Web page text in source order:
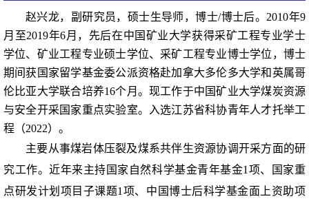
赵兴龙，副研究员，硕士生导师，博士/博士后。 2010年9
月至2019年6月，先后在中国矿业大学获得采矿工程专业学士
学位、矿业工程专业硕士学位、采矿工程专业博士学位，博士
期间获国家留学基金委公派资格赴加拿大多伦多大学和英属哥
伦比亚大学联合培养16个月。现工作于中国矿业大学煤炭资源
与安全开采国家重点实验室。入选江苏省科协青年人才托举工
程（2022）。
主要从事煤岩体压裂及煤系共伴生资源协调开采方面的研
究工作。近年来主持国家自然科学基金青年基金1 项、国家重
点研发计划项目 子课题1 项、中国博士后科学基金面上资助项